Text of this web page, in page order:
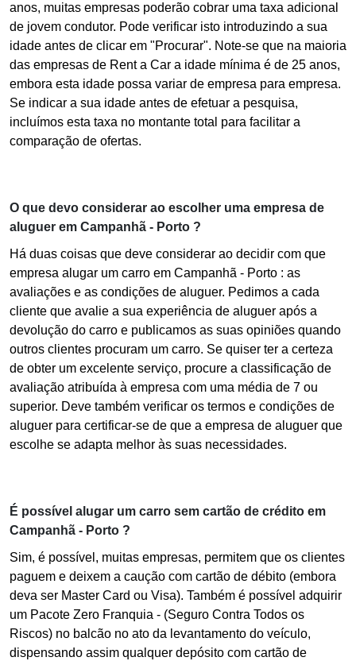
anos, muitas empresas poderão cobrar uma taxa adicional
de jovem condutor. Pode verificar isto introduzindo a sua
idade antes de clicar em "Procurar". Note-se que na maioria
das empresas de Rent a Car a idade mínima é de 25 anos,
embora esta idade possa variar de empresa para empresa.
Se indicar a sua idade antes de efetuar a pesquisa,
incluímos esta taxa no montante total para facilitar a
comparação de ofertas.
O que devo considerar ao escolher uma empresa de
aluguer em Campanhã - Porto ?
Há duas coisas que deve considerar ao decidir com que
empresa alugar um carro em Campanhã - Porto : as
avaliações e as condições de aluguer. Pedimos a cada
cliente que avalie a sua experiência de aluguer após a
devolução do carro e publicamos as suas opiniões quando
outros clientes procuram um carro. Se quiser ter a certeza
de obter um excelente serviço, procure a classificação de
avaliação atribuída à empresa com uma média de 7 ou
superior. Deve também verificar os termos e condições de
aluguer para certificar-se de que a empresa de aluguer que
escolhe se adapta melhor às suas necessidades.
É possível alugar um carro sem cartão de crédito em
Campanhã - Porto ?
Sim, é possível, muitas empresas, permitem que os clientes
paguem e deixem a caução com cartão de débito (embora
deva ser Master Card ou Visa). Também é possível adquirir
um Pacote Zero Franquia - (Seguro Contra Todos os
Riscos) no balcão no ato da levantamento do veículo,
dispensando assim qualquer depósito com cartão de